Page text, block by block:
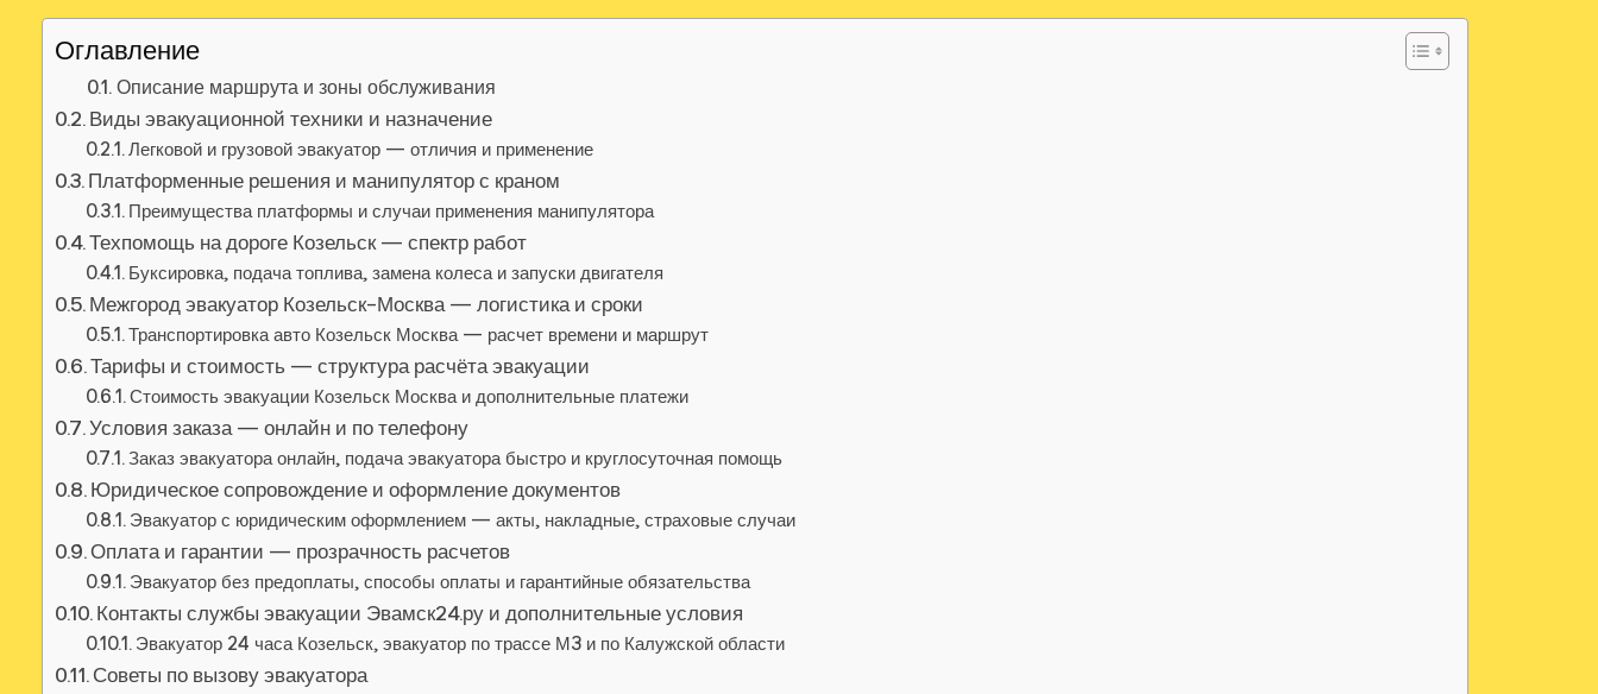
Оглавление
Описание маршрута и зоны обслуживания
Виды эвакуационной техники и назначение
Легковой и грузовой эвакуатор — отличия и применение
Платформенные решения и манипулятор с краном
Преимущества платформы и случаи применения манипулятора
Техпомощь на дороге Козельск — спектр работ
Буксировка‚ подача топлива‚ замена колеса и запуски двигателя
Межгород эвакуатор Козельск–Москва — логистика и сроки
Транспортировка авто Козельск Москва — расчет времени и маршрут
Тарифы и стоимость — структура расчёта эвакуации
Стоимость эвакуации Козельск Москва и дополнительные платежи
Условия заказа — онлайн и по телефону
Заказ эвакуатора онлайн‚ подача эвакуатора быстро и круглосуточная помощь
Юридическое сопровождение и оформление документов
Эвакуатор с юридическим оформлением — акты‚ накладные‚ страховые случаи
Оплата и гарантии — прозрачность расчетов
Эвакуатор без предоплаты‚ способы оплаты и гарантийные обязательства
Контакты службы эвакуации Эвамск24.ру и дополнительные условия
Эвакуатор 24 часа Козельск‚ эвакуатор по трассе М3 и по Калужской области
Советы по вызову эвакуатора